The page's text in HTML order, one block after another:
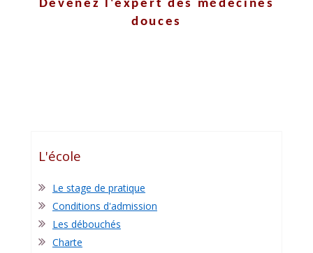
Devenez l'expert des médecines
douces
L'école
Le stage de pratique
Conditions d'admission
Les débouchés
Charte